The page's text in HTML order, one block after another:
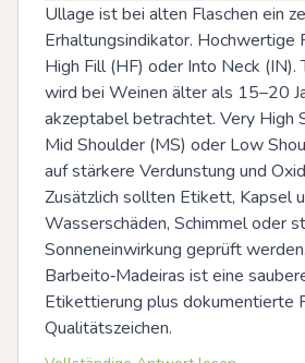
Ullage ist bei alten Flaschen ein
Erhaltungsindikator. Hochwertige
High Fill (HF) oder Into Neck (IN).
wird bei Weinen älter als 15–20
akzeptabel betrachtet. Very High
Mid Shoulder (MS) oder Low
auf stärkere Verdunstung und
Zusätzlich sollten Etikett, Kapsel
Wasserschäden, Schimmel oder
Sonneneinwirkung geprüft
Barbeito‑Madeiras ist eine
Etikettierung plus dokumentierte
Qualitätszeichen.